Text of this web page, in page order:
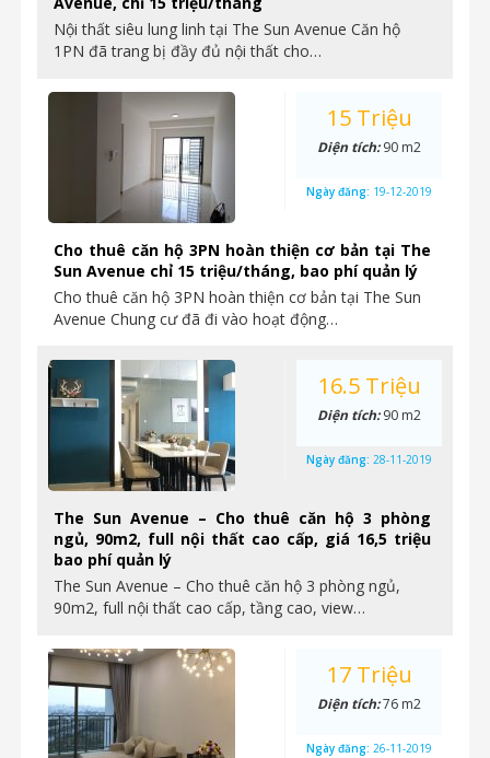
Nội thất siêu lung linh tại The Sun Avenue Căn hộ
1PN đã trang bị đầy đủ nội thất cho…
Cho thuê căn hộ 3PN hoàn thiện cơ bản tại The
Sun Avenue chỉ 15 triệu/tháng, bao phí quản lý
Cho thuê căn hộ 3PN hoàn thiện cơ bản tại The Sun
Avenue Chung cư đã đi vào hoạt động…
15 Triệu
Diện tích:90 m2
Ngày đăng: 19-12-2019
The Sun Avenue – Cho thuê căn hộ 3 phòng
ngủ, 90m2, full nội thất cao cấp, giá 16,5 triệu
bao phí quản lý
The Sun Avenue – Cho thuê căn hộ 3 phòng ngủ,
90m2, full nội thất cao cấp, tầng cao, view…
16.5 Triệu
Diện tích:90 m2
Ngày đăng: 28-11-2019
17 Triệu
Diện tích:76 m2
Ngày đăng: 26-11-2019